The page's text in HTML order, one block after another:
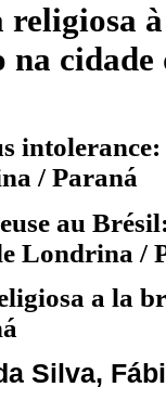
religiosa
na
intolerance:
/ Paraná
au
Londrina /
a la
Silva,